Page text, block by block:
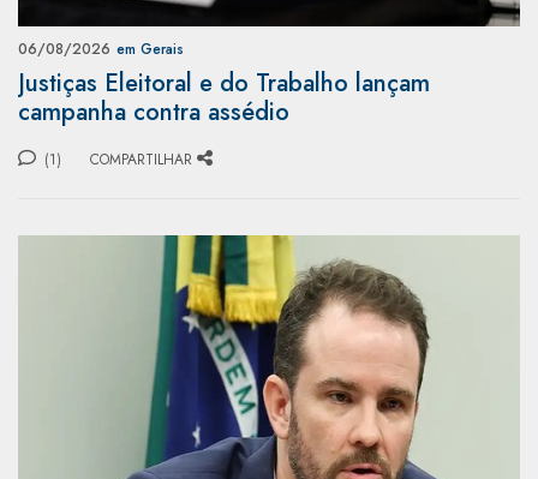
06/08/2026 em Gerais
Justiças Eleitoral e do Trabalho lançam
campanha contra assédio
(1) COMPARTILHAR